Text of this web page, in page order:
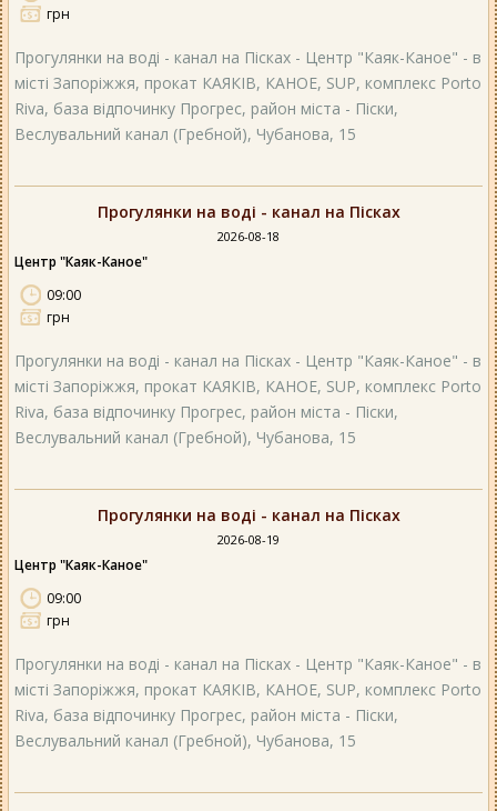
грн
Прогулянки на воді - канал на Пісках - Центр "Каяк-Каное" - в
місті Запоріжжя, прокат КАЯКІВ, КАНОЕ, SUP, комплекс Porto
Riva, база відпочинку Прогрес, район міста - Піски,
Веслувальний канал (Гребной), Чубанова, 15
Прогулянки на воді - канал на Пісках
2026-08-18
Центр "Каяк-Каное"
09:00
грн
Прогулянки на воді - канал на Пісках - Центр "Каяк-Каное" - в
місті Запоріжжя, прокат КАЯКІВ, КАНОЕ, SUP, комплекс Porto
Riva, база відпочинку Прогрес, район міста - Піски,
Веслувальний канал (Гребной), Чубанова, 15
Прогулянки на воді - канал на Пісках
2026-08-19
Центр "Каяк-Каное"
09:00
грн
Прогулянки на воді - канал на Пісках - Центр "Каяк-Каное" - в
місті Запоріжжя, прокат КАЯКІВ, КАНОЕ, SUP, комплекс Porto
Riva, база відпочинку Прогрес, район міста - Піски,
Веслувальний канал (Гребной), Чубанова, 15